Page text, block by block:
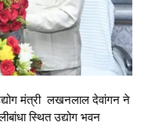
मंत्री लखनलाल देवांगन ने
स्थित उद्योग भवन